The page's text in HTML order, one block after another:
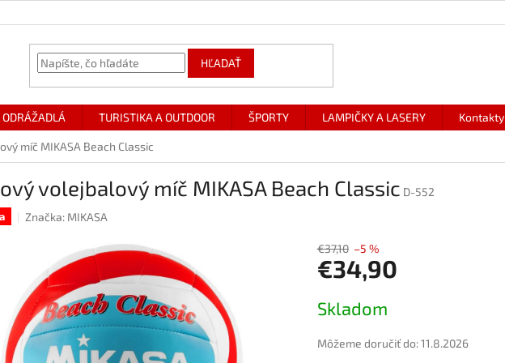
HĽADAŤ
ODRÁŽADLÁ TURISTIKA A OUTDOOR ŠPORTY LAMPIČKY A LASERY Kontakty
míč MIKASA Beach Classic
volejbalový míč MIKASA Beach Classic D-552
Značka: MIKASA
€37,10 –5 %
€34,90
cena:
Skladom
Môžeme doručiť do: 11.8.2026